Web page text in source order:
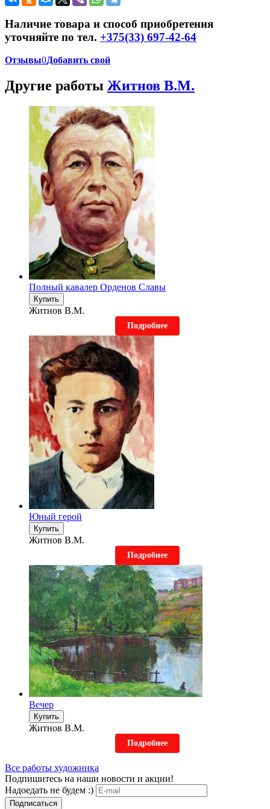
Наличие товара и способ приобретения
уточняйте по тел. +375(33) 697-42-64
Отзывы0Добавить свой
Другие работы Житнов В.М.
Полный кавалер Орденов Славы
Купить
Житнов В.М.
Подробнее
Юный герой
Купить
Житнов В.М.
Подробнее
Вечер
Купить
Житнов В.М.
Подробнее
Все работы художника
Подпишитесь на наши новости и акции!
Надоедать не будем :)
Подписаться